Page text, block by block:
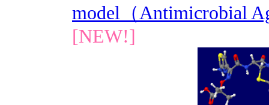
model（Antimicrobial
[NEW!]